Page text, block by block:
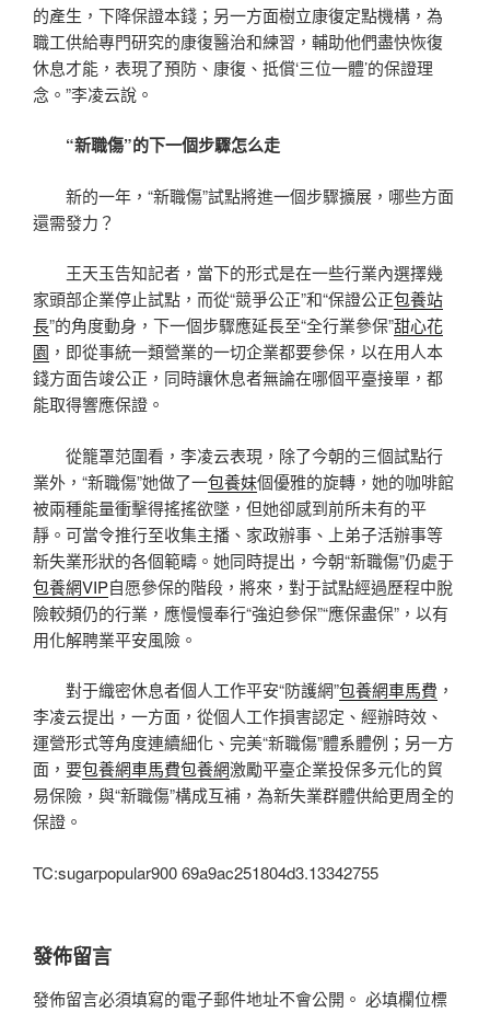
的產生，下降保證本錢；另一方面樹立康復定點機構，為
職工供給專門研究的康復醫治和練習，輔助他們盡快恢復
休息才能，表現了預防、康復、抵償‘三位一體’的保證理
念。”李凌云說。
“新職傷”的下一個步驟怎么走
新的一年，“新職傷”試點將進一個步驟擴展，哪些方面
還需發力？
王天玉告知記者，當下的形式是在一些行業內選擇幾
家頭部企業停止試點，而從“競爭公正”和“保證公正包養站
長”的角度動身，下一個步驟應延長至“全行業參保”甜心花
園 ，即從事統一類營業的一切企業都要參保，以在用人本
錢方面告竣公正，同時讓休息者無論在哪個平臺接單，都
能取得響應保證。
從籠罩范圍看，李凌云表現，除了今朝的三個試點行
業外，“新職傷”她做了一包養妹個優雅的旋轉，她的咖啡館
被兩種能量衝擊得搖搖欲墜，但她卻感到前所未有的平
靜。可當令推行至收集主播、家政辦事、上弟子活辦事等
新失業形狀的各個範疇。她同時提出，今朝“新職傷”仍處于
包養網VIP自愿參保的階段，將來，對于試點經過歷程中脫
險較頻仍的行業，應慢慢奉行“強迫參保”“應保盡保”，以有
用化解聘業平安風險。
對于織密休息者個人工作平安“防護網”包養網車馬費 ，
李凌云提出，一方面，從個人工作損害認定、經辦時效、
運營形式等角度連續細化、完美“新職傷”體系體例；另一方
面，要包養網車馬費包養網激勵平臺企業投保多元化的貿
易保險，與“新職傷”構成互補，為新失業群體供給更周全的
保證。
TC:sugarpopular900 69a9ac251804d3.13342755
發佈留言
發佈留言必須填寫的電子郵件地址不會公開。 必填欄位標